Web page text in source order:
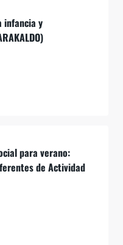
infancia y
para verano:
de Actividad